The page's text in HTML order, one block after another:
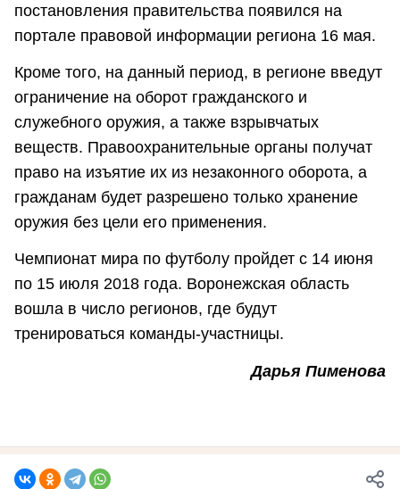
постановления правительства появился на
портале правовой информации региона 16 мая.
Кроме того, на данный период, в регионе введут
ограничение на оборот гражданского и
служебного оружия, а также взрывчатых
веществ. Правоохранительные органы получат
право на изъятие их из незаконного оборота, а
гражданам будет разрешено только хранение
оружия без цели его применения.
Чемпионат мира по футболу пройдет с 14 июня
по 15 июля 2018 года. Воронежская область
вошла в число регионов, где будут
тренироваться команды-участницы.
Дарья Пименова